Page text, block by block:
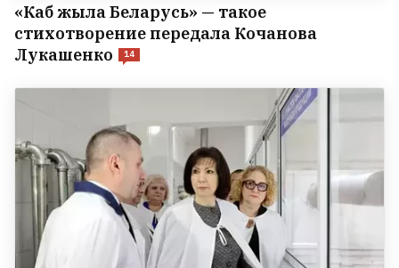
«Каб жыла Беларусь» — такое
стихотворение передала Кочанова
Лукашенко
14